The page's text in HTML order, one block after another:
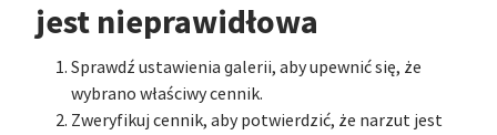
jest nieprawidłowa
Sprawdź ustawienia galerii, aby upewnić się, że
wybrano właściwy cennik.
Zweryfikuj cennik, aby potwierdzić, że narzut jest